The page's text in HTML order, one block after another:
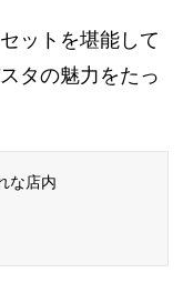
ットを堪能して
タの魅力をたっ
な店内